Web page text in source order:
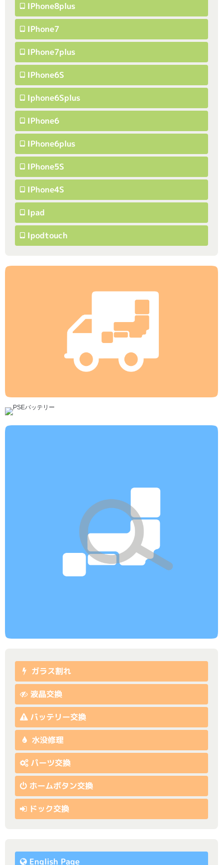
IPhone8plus
IPhone7
IPhone7plus
IPhone6S
Iphone6Splus
IPhone6
IPhone6plus
IPhone5S
IPhone4S
Ipad
Ipodtouch
ガラス割れ
液晶交換
バッテリー交換
水没修理
パーツ交換
ホームボタン交換
ドック交換
English Page